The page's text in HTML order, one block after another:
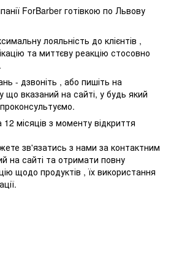
ForBarber готівкою по Львову
лояльність до клієнтів ,
та миттєву реакцію стосовно
- дзвоніть , або пишіть на
вказаний на сайті, у будь який
12 місяців з моменту відкриття
зв'язатись з нами за контактним
на сайті та отримати повну
щодо продуктів , їх використання